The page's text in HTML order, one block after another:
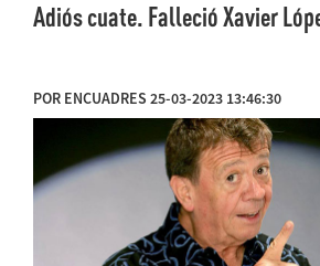
Adiós cuate. Falleció Xavier
POR ENCUADRES 25-03-2023 13:46:30